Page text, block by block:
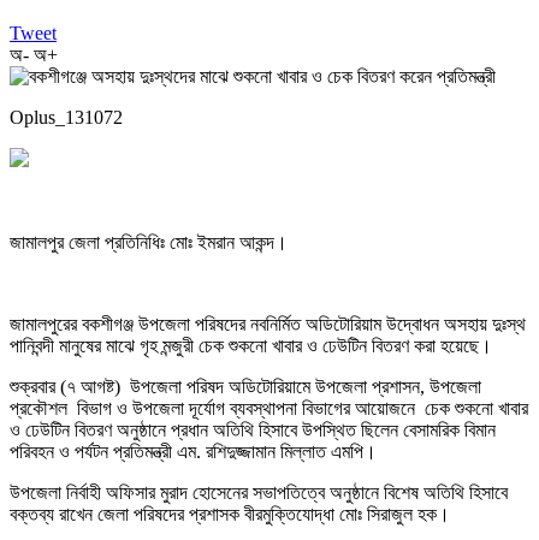
Tweet
অ- অ+
Oplus_131072
জামালপুর জেলা প্রতিনিধিঃ মোঃ ইমরান আকন্দ।
জামালপুরের বকশীগঞ্জ উপজেলা পরিষদের নবনির্মিত অডিটোরিয়াম উদ্বোধন অসহায় দুঃস্থ
পানিবন্দী মানুষের মাঝে গৃহ মন্জুরী চেক শুকনো খাবার ও ঢেউটিন বিতরণ করা হয়েছে।
শুক্রবার (৭ আগষ্ট) উপজেলা পরিষদ অডিটোরিয়ামে উপজেলা প্রশাসন, উপজেলা
প্রকৌশল বিভাগ ও উপজেলা দূর্যোগ ব্যবস্থাপনা বিভাগের আয়োজনে চেক শুকনো খাবার
ও ঢেউটিন বিতরণ অনুষ্ঠানে প্রধান অতিথি হিসাবে উপস্থিত ছিলেন বেসামরিক বিমান
পরিবহন ও পর্যটন প্রতিমন্ত্রী এম. রশিদুজ্জামান মিল্লাত এমপি।
উপজেলা নির্বাহী অফিসার মুরাদ হোসেনের সভাপতিত্বে অনুষ্ঠানে বিশেষ অতিথি হিসাবে
বক্তব্য রাখেন জেলা পরিষদের প্রশাসক বীরমুক্তিযোদ্ধা মোঃ সিরাজুল হক।